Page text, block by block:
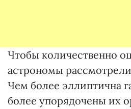
Чтобы количественно
астрономы
Чем более эллиптична
более упорядочены их